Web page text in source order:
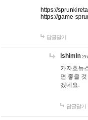
https://
https://game-
답글달기
lshimin
카자흐뉴
면 좋을
겠네요.
답글달기